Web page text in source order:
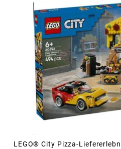
LEGO® City Pizza-